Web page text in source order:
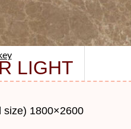
LIGHT
1800×2600